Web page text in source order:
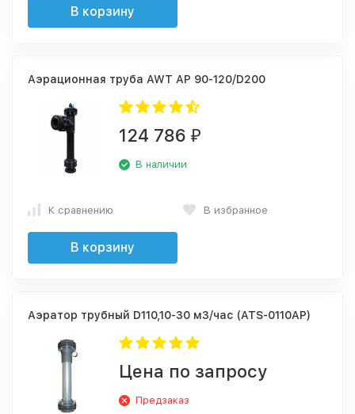
В корзину
Аэрационная труба AWT AP 90-120/D200
124 786 ₽
В наличии
К сравнению В избранное
В корзину
Аэратор трубный D110,10-30 м3/час (ATS-0110AP)
Цена по запросу
Предзаказ